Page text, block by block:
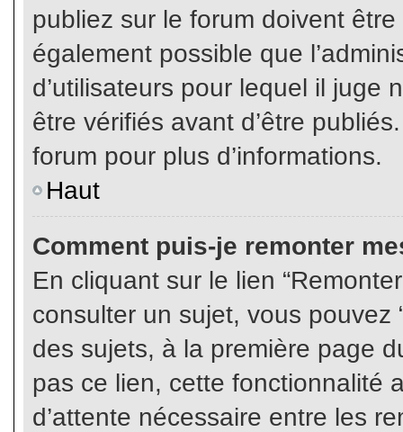
publiez sur le forum doivent
également possible que
d’utilisateurs pour lequel il juge
être vérifiés avant d’être
forum pour plus d’informations.
Haut
Comment puis-je remonter
En cliquant sur le lien
consulter un sujet, vous pouvez
des sujets, à la première page
pas ce lien, cette fonctionnalité
d’attente nécessaire entre les